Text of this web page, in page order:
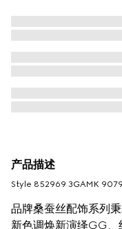
产品描述
Style ‎852969 3GAMK 9079
品牌桑蚕丝配饰系列
新色调焕新演绎GG